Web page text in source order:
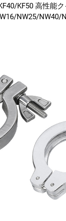
KF50 高性能
NW25/NW40/